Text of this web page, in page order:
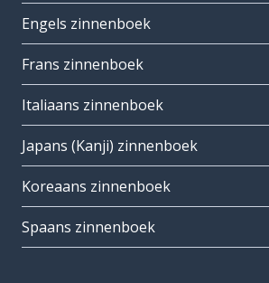
Engels zinnenboek
Frans zinnenboek
Italiaans zinnenboek
Japans (Kanji) zinnenboek
Koreaans zinnenboek
Spaans zinnenboek